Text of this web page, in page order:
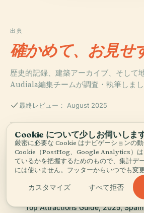
出典
確かめて、お見せ
歴史的記録、建築アーカイブ、そして
Audiala編集チームが調査・執筆しまし
最終レビュー： August 2025
L’Aquàrium de Barcelona: Visiting
Historical Insights into
Attraction, 2025, Spain.info
L’Aquàrium de Barcelona Tickets,
Top Attractions Guide, 2025,
Cookie について少しお伺いします
厳密に必要な Cookie はナビゲーションの
Cookie（PostHog、Google Analytics）は
ているかを把握するためのもので、集計デ
には使いません。フッターからいつでも変
カスタマイズ すべて拒否